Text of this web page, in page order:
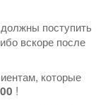
должны поступить
вскоре после
которые
!